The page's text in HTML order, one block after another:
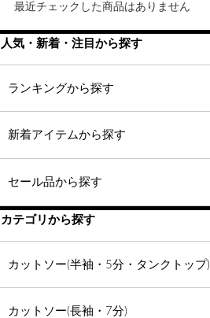
g
a
t
i
o
最近チェックした商品はありません
人気・新着・注目から探す
ランキングから探す
新着アイテムから探す
セール品から探す
カテゴリから探す
カットソー(半袖・5分・タンクトップ)
カットソー(長袖・7分)